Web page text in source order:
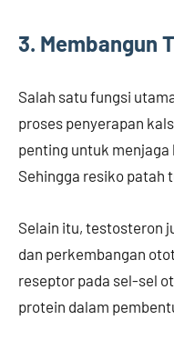
3. Membangun
Salah satu fungsi
proses penyerapan
penting untuk
Sehingga resiko patah
Selain itu, testosteron
dan perkembangan
reseptor pada sel-sel
protein dalam